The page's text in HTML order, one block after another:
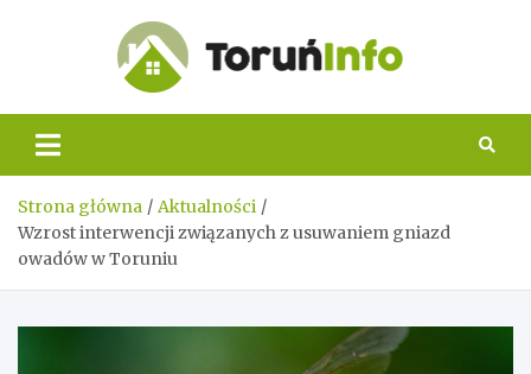
Info
Strona główna
Aktualności
Wzrost interwencji związanych z usuwaniem gniazd
owadów w Toruniu